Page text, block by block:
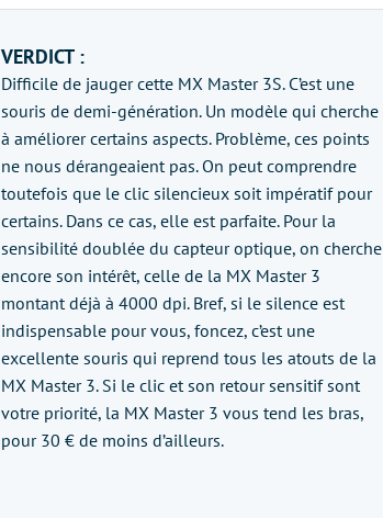
VERDICT :
Difficile de jauger cette MX Master 3S. C’est une
souris de demi-génération. Un modèle qui cherche
à améliorer certains aspects. Problème, ces points
ne nous dérangeaient pas. On peut comprendre
toutefois que le clic silencieux soit impératif pour
certains. Dans ce cas, elle est parfaite. Pour la
sensibilité doublée du capteur optique, on cherche
encore son intérêt, celle de la MX Master 3
montant déjà à 4000 dpi. Bref, si le silence est
indispensable pour vous, foncez, c’est une
excellente souris qui reprend tous les atouts de la
MX Master 3. Si le clic et son retour sensitif sont
votre priorité, la MX Master 3 vous tend les bras,
pour 30 € de moins d’ailleurs.